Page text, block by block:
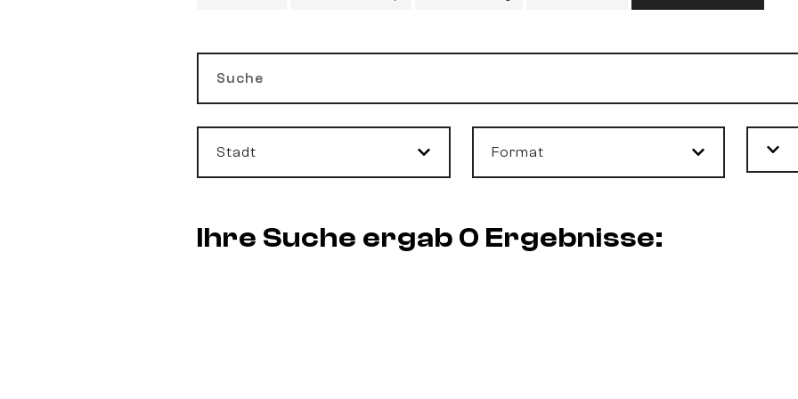
Suche
Stadt Format
Ihre Suche ergab 0 Ergebnisse: